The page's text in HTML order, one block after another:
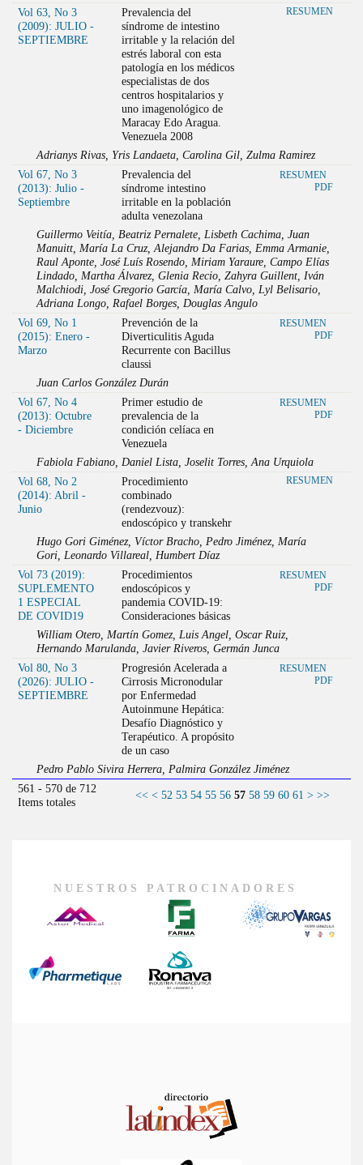
Vol 63, No 3
(2009): JULIO -
SEPTIEMBRE
Prevalencia del
síndrome de intestino
irritable y la relación del
estrés laboral con esta
patología en los médicos
especialistas de dos
centros hospitalarios y
uno imagenológico de
Maracay Edo Aragua.
Venezuela 2008
RESUMEN
Adrianys Rivas, Yris Landaeta, Carolina Gil, Zulma Ramirez
Vol 67, No 3
(2013): Julio -
Septiembre
Prevalencia del
síndrome intestino
irritable en la población
adulta venezolana
RESUMEN
PDF
Guillermo Veitía, Beatriz Pernalete, Lisbeth Cachima, Juan
Manuitt, María La Cruz, Alejandro Da Farias, Emma Armanie,
Raul Aponte, José Luís Rosendo, Miriam Yaraure, Campo Elías
Lindado, Martha Álvarez, Glenia Recio, Zahyra Guillent, Iván
Malchiodi, José Gregorio García, María Calvo, Lyl Belisario,
Adriana Longo, Rafael Borges, Douglas Angulo
Vol 69, No 1
(2015): Enero -
Marzo
Prevención de la
Diverticulitis Aguda
Recurrente con Bacillus
claussi
RESUMEN
PDF
Juan Carlos González Durán
Vol 67, No 4
(2013): Octubre
- Diciembre
Primer estudio de
prevalencia de la
condición celíaca en
Venezuela
RESUMEN
PDF
Fabiola Fabiano, Daniel Lista, Joselit Torres, Ana Urquiola
Vol 68, No 2
(2014): Abril -
Junio
Procedimiento
combinado
(rendezvouz):
endoscópico y transkehr
RESUMEN
Hugo Gori Giménez, Víctor Bracho, Pedro Jiménez, María
Gori, Leonardo Villareal, Humbert Díaz
Vol 73 (2019):
SUPLEMENTO
1 ESPECIAL
DE COVID19
Procedimientos
endoscópicos y
pandemia COVID-19:
Consideraciones básicas
RESUMEN
PDF
William Otero, Martín Gomez, Luis Angel, Oscar Ruiz,
Hernando Marulanda, Javier Riveros, Germán Junca
Vol 80, No 3
(2026): JULIO -
SEPTIEMBRE
Progresión Acelerada a
Cirrosis Micronodular
por Enfermedad
Autoinmune Hepática:
Desafío Diagnóstico y
Terapéutico. A propósito
de un caso
RESUMEN
PDF
Pedro Pablo Sivira Herrera, Palmira González Jiménez
561 - 570 de 712
Items totales
<< < 52 53 54 55 56 57 58 59 60 61 > >>
NUESTROS PATROCINADORES